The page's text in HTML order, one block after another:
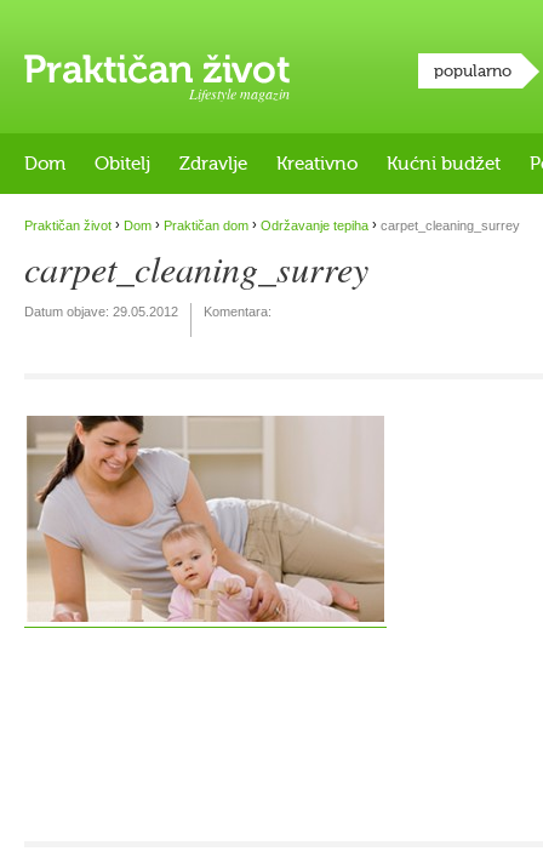
Lifestyle magazin
popularno
Dom Obitelj Zdravlje Kreativno Kućni budžet
Praktičan život › Dom › Praktičan dom › Održavanje tepiha › carpet_cleaning_surrey
carpet_cleaning_surrey
Datum objave: 29.05.2012 Komentara: